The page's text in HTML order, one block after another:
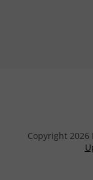
Copyright 2026